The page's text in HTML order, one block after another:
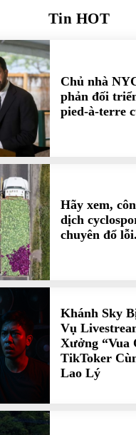
Tin HOT
Chủ nhà
phản đối
pied-à-terre
Hãy xem,
dịch
chuyên đổ lỗi.
Khánh Sky
Vụ
Xưởng “Vua
TikToker
Lao Lý